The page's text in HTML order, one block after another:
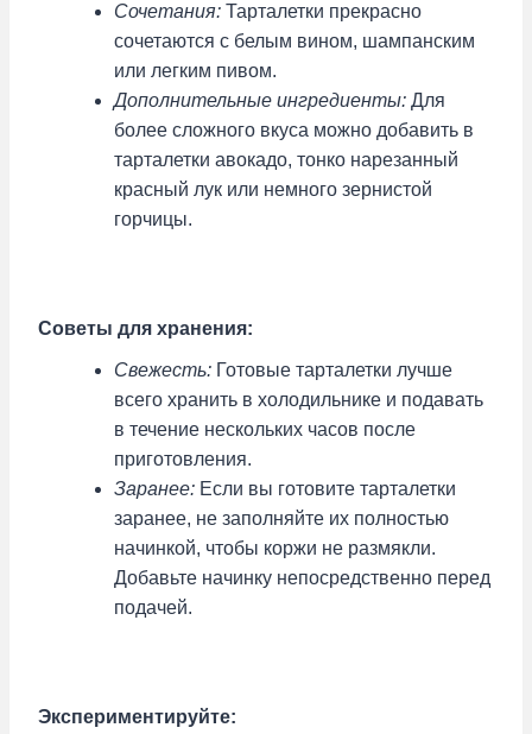
Сочетания: Тарталетки прекрасно
сочетаются с белым вином, шампанским
или легким пивом.
Дополнительные ингредиенты: Для
более сложного вкуса можно добавить в
тарталетки авокадо, тонко нарезанный
красный лук или немного зернистой
горчицы.
Советы для хранения:
Свежесть: Готовые тарталетки лучше
всего хранить в холодильнике и подавать
в течение нескольких часов после
приготовления.
Заранее: Если вы готовите тарталетки
заранее, не заполняйте их полностью
начинкой, чтобы коржи не размякли.
Добавьте начинку непосредственно перед
подачей.
Экспериментируйте: